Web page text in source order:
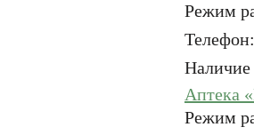
Режим
Телефон:
Наличие
Аптека
Режим